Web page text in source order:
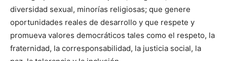
diversidad sexual, minorías religiosas; que genere
oportunidades reales de desarrollo y que respete y
promueva valores democráticos tales como el respeto, la
fraternidad, la corresponsabilidad, la justicia social, la